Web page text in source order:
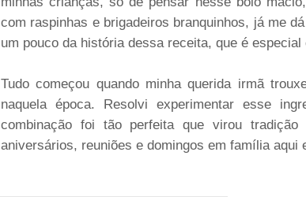
com raspinhas e brigadeiros branquinhos, já me
um pouco da história dessa receita, que é
Tudo começou quando minha querida irmã
naquela época. Resolvi experimentar esse
combinação foi tão perfeita que virou
aniversários, reuniões e domingos em família aqui